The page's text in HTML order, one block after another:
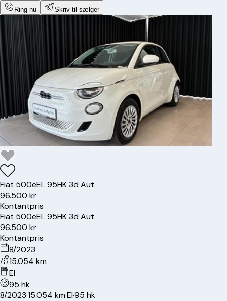
Ring nu Skriv til sælger
Fiat 500eEL 95HK 3d Aut.
96.500 kr
Kontantpris
Fiat 500eEL 95HK 3d Aut.
96.500 kr
Kontantpris
8/2023
15.054 km
El
95 hk
8/2023·15.054 km·El·95 hk